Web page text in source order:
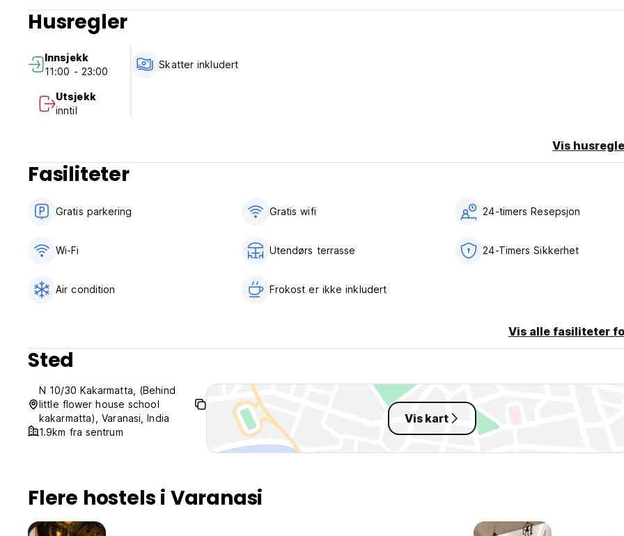
Husregler
Innsjekk
11:00 - 23:00
Utsjekk
inntil
Skatter inkludert
Vis
Fasiliteter
Gratis parkering Gratis wifi‎ 24-timers Resepsjon
Wi-Fi Utendørs terrasse 24-Timers Sikkerhet
Air condition Frokost er ikke inkludert
Vis alle fasiliteter
Sted
N 10/30 Kakarmatta, (Behind
little flower house school
kakarmatta), Varanasi, India
1.9km fra sentrum
Vis kart
Flere hostels i Varanasi